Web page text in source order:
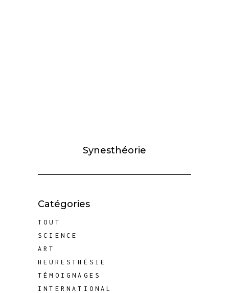
Synesthéorie
Catégories
TOUT
SCIENCE
ART
HEURESTHÉSIE
TÉMOIGNAGES
INTERNATIONAL